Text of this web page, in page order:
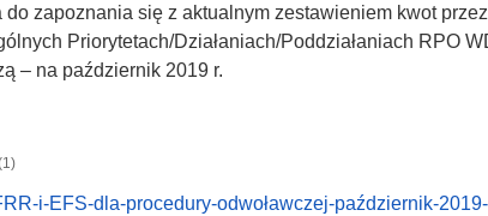
do zapoznania się z aktualnym zestawieniem kwot
Priorytetach/Działaniach/Poddziałaniach RPO
– na październik 2019 r.
i-EFS-dla-procedury-odwoławczej-październik-2019-